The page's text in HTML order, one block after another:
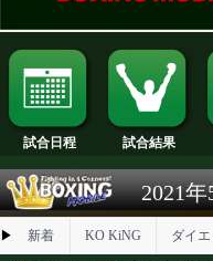
試合日程 試合結果